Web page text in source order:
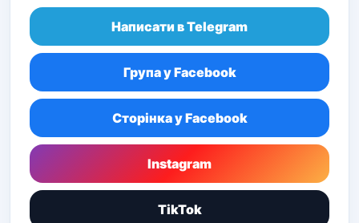
Написати в Telegram
Група у Facebook
Сторінка у Facebook
Instagram
TikTok